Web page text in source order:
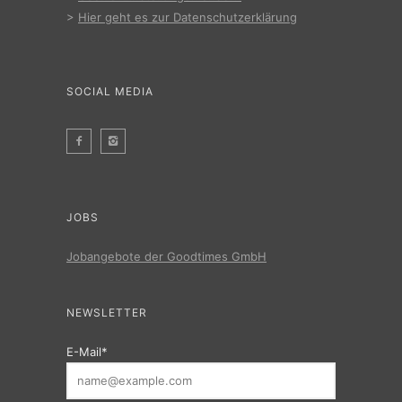
> Hier geht es zur Datenschutzerklärung
SOCIAL MEDIA
JOBS
Jobangebote der Goodtimes GmbH
NEWSLETTER
E-Mail*